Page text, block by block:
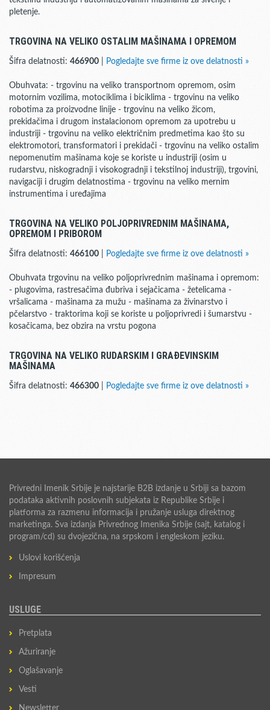
pletenje.
TRGOVINA NA VELIKO OSTALIM MAŠINAMA I OPREMOM
Šifra delatnosti: 466900 Pogledajte sve firme iz ove delatnosti »
Obuhvata: - trgovinu na veliko transportnom opremom, osim
motornim vozilima, motociklima i biciklima - trgovinu na veliko
robotima za proizvodne linije - trgovinu na veliko žicom,
prekidačima i drugom instalacionom opremom za upotrebu u
industriji - trgovinu na veliko električnim predmetima kao što su
elektromotori, transformatori i prekidači - trgovinu na veliko ostalim
nepomenutim mašinama koje se koriste u industriji (osim u
rudarstvu, niskogradnji i visokogradnji i tekstilnoj industriji), trgovini,
navigaciji i drugim delatnostima - trgovinu na veliko mernim
instrumentima i uređajima
TRGOVINA NA VELIKO POLJOPRIVREDNIM MAŠINAMA,
OPREMOM I PRIBOROM
Šifra delatnosti: 466100 Pogledajte sve firme iz ove delatnosti »
Obuhvata trgovinu na veliko poljoprivrednim mašinama i opremom:
- plugovima, rastresačima đubriva i sejačicama - žetelicama -
vršalicama - mašinama za mužu - mašinama za živinarstvo i
pčelarstvo - traktorima koji se koriste u poljoprivredi i šumarstvu -
kosačicama, bez obzira na vrstu pogona
TRGOVINA NA VELIKO RUDARSKIM I GRAĐEVINSKIM
MAŠINAMA
Šifra delatnosti: 466300 Pogledajte sve firme iz ove delatnosti »
Privredni Imenik Srbije je najstarije B2B izdanje u Srbiji sa bazom
podataka aktivnih poslovnih subjekata iz Republike Srbije i
platforma za razmenu informacija i pružanje usluga direktnog
marketinga. Sva izdanja Privrednog Imenika Srbije (sajt, katalog i
program/cd) su dvojezična, na srpskom i engleskom jeziku.
Uslovi korišćenja
Impresum
USLUGE
Pretplata
Ažuriranje
Oglašavanje
Vesti
Newsletter